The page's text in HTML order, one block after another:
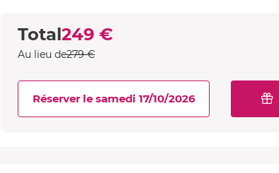
Total249 €
Au lieu de279 €
Réserver le samedi 17/10/2026